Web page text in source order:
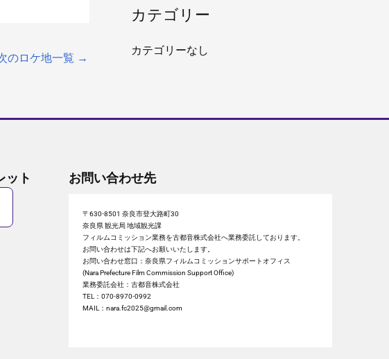
のロケ地一覧 →
カテゴリー
カテゴリーなし
ット お問い合わせ先
〒630-8501 奈良市登大路町30
奈良県 観光局 地域観光課
フィルムコミッション業務を古都音株式会社へ業務委託しております。
お問い合わせは下記へお願いいたします。
お問い合わせ窓口：奈良県フィルムコミッションサポートオフィス
(Nara Prefecture Film Commission Support Office)
業務委託会社：古都音株式会社
TEL：070-8970-0992
MAIL：nara.fc2025@gmail.com